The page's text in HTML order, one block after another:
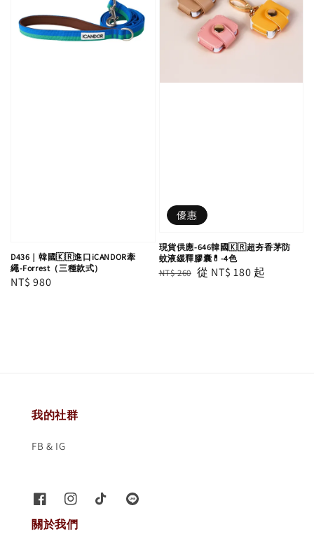
D436｜韓國🇰🇷進口iCANDOR牽
繩-Forrest（三種款式）
Regular
NT$ 980
優惠
現貨供應-646韓國🇰🇷超夯香茅防
蚊液緩釋膠囊💊-4色
Regular
NT$ 260 Sale
從 NT$ 180 起
我的社群
FB & IG
關於我們